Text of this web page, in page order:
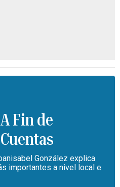
A Fin de
Cuentas
González explica
importantes a nivel local e